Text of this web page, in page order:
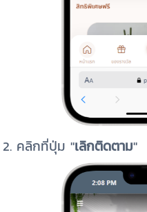
2. คลิกที่ปุ่ม "เลิกติดตาม"